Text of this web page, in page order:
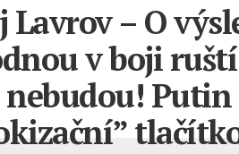
Lavrov – O
v boji
Putin